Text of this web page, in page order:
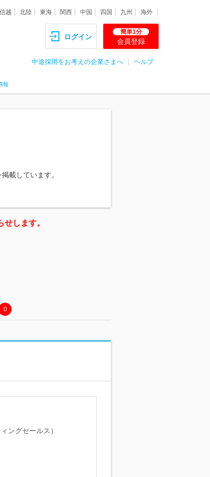
越 北陸 東海 関西 中国 四国 九州 海外
ログイン
簡単1分
会員登録
中途採用をお考えの企業さまへ ヘルプ
報
載しています。
します。
0
ングセールス）